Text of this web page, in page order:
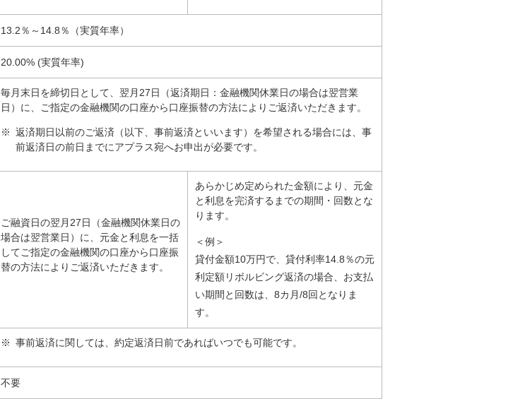
13.2％～14.8％（実質年率）
20.00% (実質年率)
毎月末日を締切日として、翌月27日（返済期日：金融機関休業日の場合は翌営業
日）に、ご指定の金融機関の口座から口座振替の方法によりご返済いただきます。
※ 返済期日以前のご返済（以下、事前返済といいます）を希望される場合には、事
前返済日の前日までにアプラス宛へお申出が必要です。
ご融資日の翌月27日（金融機関休業日の
場合は翌営業日）に、元金と利息を一括
してご指定の金融機関の口座から口座振
替の方法によりご返済いただきます。
あらかじめ定められた金額により、元金
と利息を完済するまでの期間・回数とな
ります。
＜例＞
貸付金額10万円で、貸付利率14.8％の元
利定額リボルビング返済の場合、お支払
い期間と回数は、8カ月/8回となりま
す。
※ 事前返済に関しては、約定返済日前であればいつでも可能です。
不要